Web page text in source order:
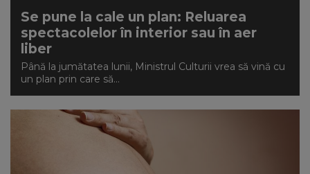
CONTUL MEU
Se pune la cale un plan: Reluarea
spectacolelor în interior sau în aer
liber
Până la jumătatea lunii, Ministrul Culturii vrea să vină cu
un plan prin care să...